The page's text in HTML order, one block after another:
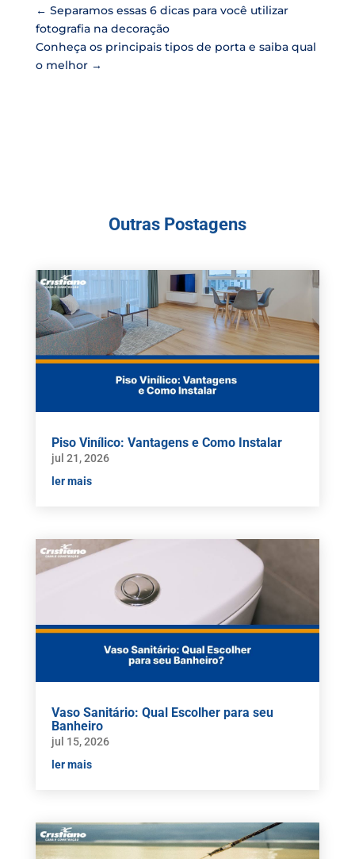
← Separamos essas 6 dicas para você utilizar
fotografia na decoração
Conheça os principais tipos de porta e saiba qual
o melhor→
Outras Postagens
Piso Vinílico: Vantagens e Como Instalar
jul 21, 2026
ler mais
Vaso Sanitário: Qual Escolher para seu
Banheiro
jul 15, 2026
ler mais